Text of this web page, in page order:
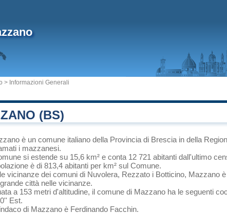
> Informazioni Generali
(BS)
è un comune italiano della Provincia di Brescia in della
i mazzanesi.
si estende su 15,6 km² e conta 12 721 abitanti dall'ultimo
è di 813,4 abitanti per km² sul Comune.
vicinanze dei comuni di Nuvolera, Rezzato i Botticino, Mazzano
città nelle vicinanze.
a 153 metri d'altitudine, il comune di Mazzano ha le seguenti
Est.
di Mazzano è Ferdinando Facchin.